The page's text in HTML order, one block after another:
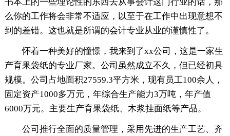
么你的工作将会非常不适应，以至于在工作中出现意想不
到的差错。这也就是所谓的会计专业从业的谨慎性了。
怀着一种美好的憧憬，我来到了xx公司，这是一家生
产育果袋纸的专业厂家。公司虽然成立不久，但已经初具
规模。公司占地面积27559.3平方米，现有员工100余人，
固定资产1000多万元，年综合生产能力3万吨，年产值
6000万元。主要生产育果袋纸、木浆挂面纸等产品。
公司推行全面的质量管理，采用先进的生产工艺、齐